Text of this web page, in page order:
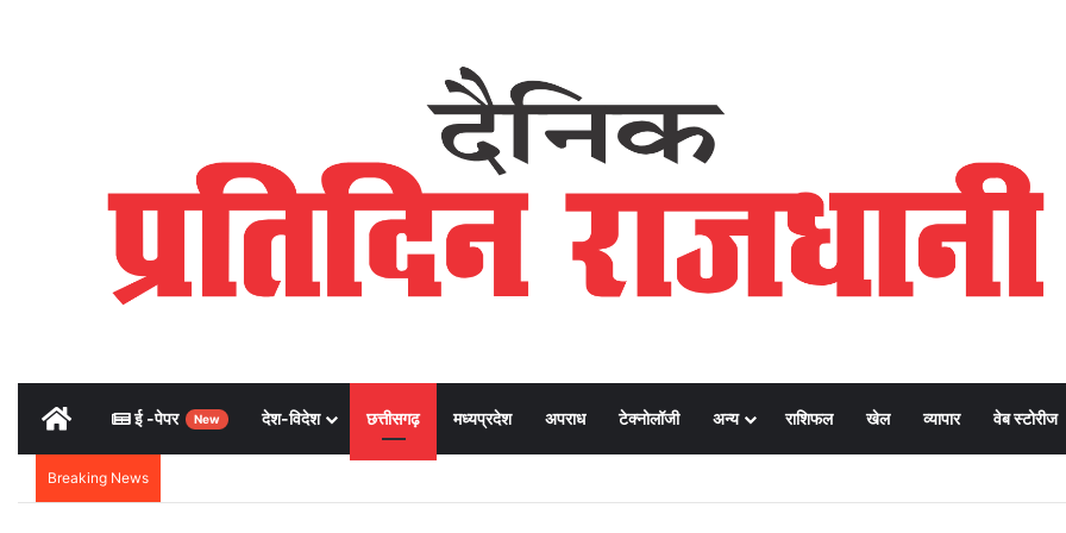
Home ई -पेपर New देश-विदेश छत्तीसगढ़ मध्यप्रदेश अपराध टेक्नोलॉजी अन्य राशिफल खेल व्यापार वेब स्टोरीज
Breaking News